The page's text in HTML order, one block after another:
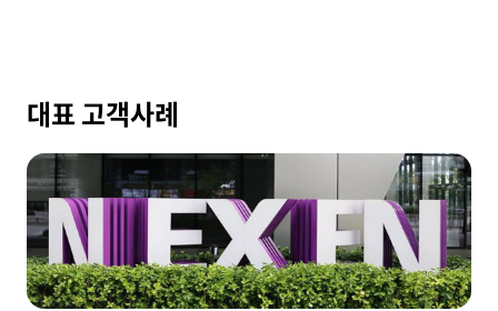
대표 고객사례
해
외
각
국
의
지
점
과
원